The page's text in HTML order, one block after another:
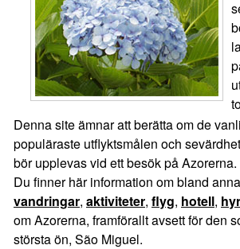
Denna site ämnar att berätta om de
populäraste utflyktsmålen och
bör upplevas vid ett besök på Azorerna.
Du finner här information om bland
vandringar, aktiviteter, flyg, hotell,
om Azorerna, framförallt avsett för den
största ön, São Miguel.